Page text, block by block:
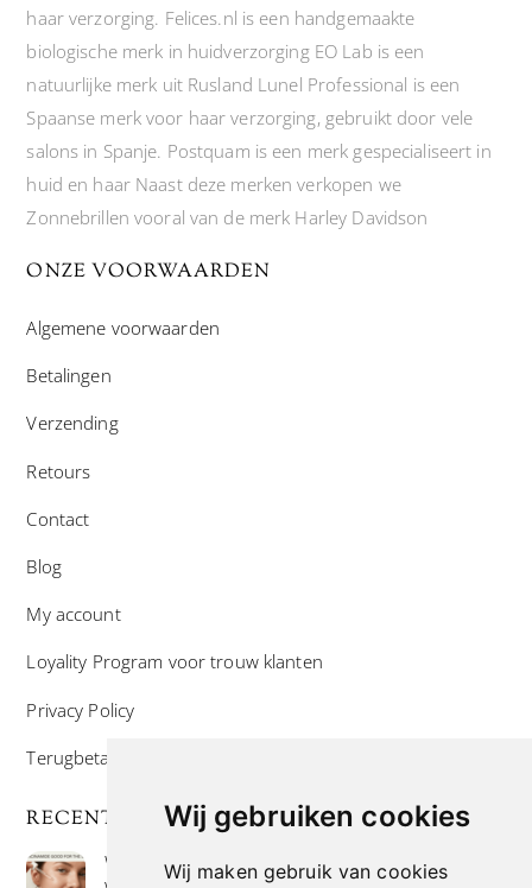
Wij gebruiken cookies
Wij maken gebruik van cookies
haar verzorging. Felices.nl is een handgemaakte
biologische merk in huidverzorging EO Lab is een
natuurlijke merk uit Rusland Lunel Professional is een
Spaanse merk voor haar verzorging, gebruikt door vele
salons in Spanje. Postquam is een merk gespecialiseert in
huid en haar Naast deze merken verkopen we
Zonnebrillen vooral van de merk Harley Davidson
ONZE VOORWAARDEN
Algemene voorwaarden
Betalingen
Verzending
Retours
Contact
Blog
My account
Loyality Program voor trouw klanten
Privacy Policy
Terugbetaal- en retourneringsbeleid
RECENTE POSTS
Wat is niacinamide? Voordelen, toepassingen en